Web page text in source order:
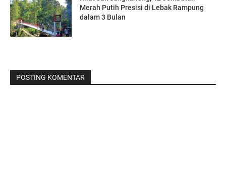
Merah Putih Presisi di Lebak Rampung
dalam 3 Bulan
POSTING KOMENTAR